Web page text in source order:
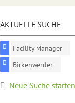
AKTUELLE SUCHE
Facility Manager
Birkenwerder
Neue Suche starten